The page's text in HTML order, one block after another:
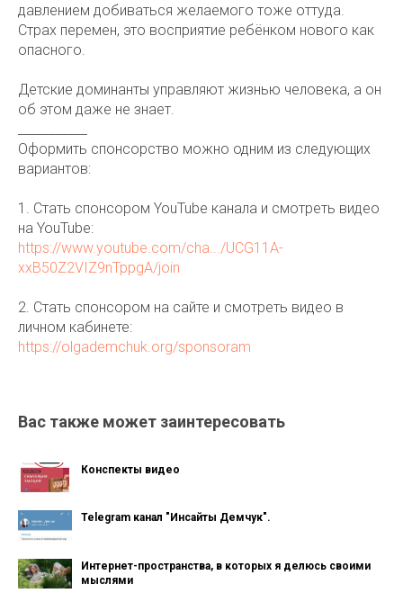
давлением добиваться желаемого тоже оттуда.
Страх перемен, это восприятие ребёнком нового как
опасного.
Детские доминанты управляют жизнью человека, а он
об этом даже не знает.
Оформить спонсорство можно одним из следующих
вариантов:
1. Стать спонсором YouTube канала и смотреть видео
на YouTube:
https://www.youtube.com/cha.../UCG11A-
xxB50Z2VIZ9nTppgA/join
2. Стать спонсором на сайте и смотреть видео в
личном кабинете:
https://olgademchuk.org/sponsoram
Вас также может заинтересовать
Конспекты видео
Telegram канал "Инсайты Демчук".
Интернет-пространства, в которых я делюсь своими
мыслями